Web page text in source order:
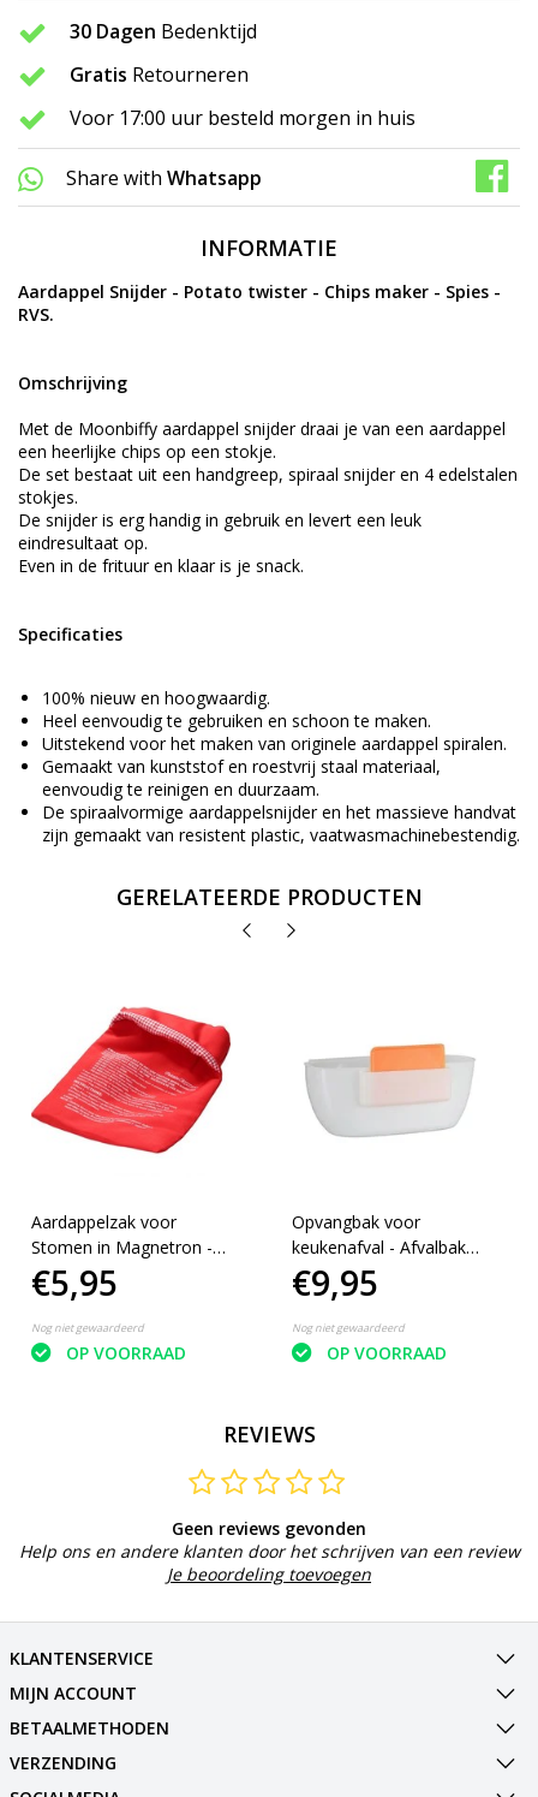
30 Dagen Bedenktijd
Gratis Retourneren
Voor 17:00 uur besteld morgen in huis
Share with Whatsapp
INFORMATIE
Aardappel Snijder - Potato twister - Chips maker - Spies -
RVS.
Omschrijving
Met de Moonbiffy aardappel snijder draai je van een aardappel
een heerlijke chips op een stokje.
De set bestaat uit een handgreep, spiraal snijder en 4 edelstalen
stokjes.
De snijder is erg handig in gebruik en levert een leuk
eindresultaat op.
Even in de frituur en klaar is je snack.
Specificaties
100% nieuw en hoogwaardig.
Heel eenvoudig te gebruiken en schoon te maken.
Uitstekend voor het maken van originele aardappel spiralen.
Gemaakt van kunststof en roestvrij staal materiaal,
eenvoudig te reinigen en duurzaam.
De spiraalvormige aardappelsnijder en het massieve handvat
zijn gemaakt van resistent plastic, vaatwasmachinebestendig.
GERELATEERDE PRODUCTEN
Aardappelzak voor
Stomen in Magnetron -
Rood
€5,95
Nog niet gewaardeerd
OP VOORRAAD
Opvangbak voor
keukenafval - Afvalbak
met spatel - 2 liter -
€9,95
Nog niet gewaardeerd
OP VOORRAAD
REVIEWS
Geen reviews gevonden
Help ons en andere klanten door het schrijven van een review
Je beoordeling toevoegen
KLANTENSERVICE
MIJN ACCOUNT
BETAALMETHODEN
VERZENDING